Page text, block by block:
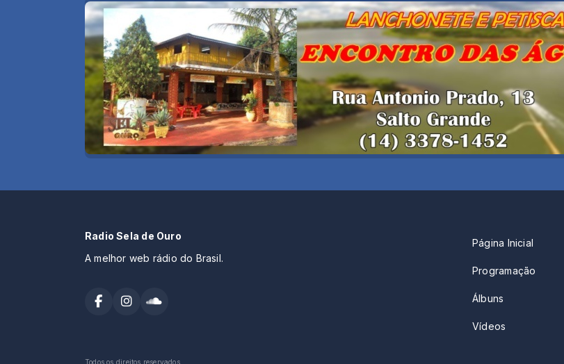
Radio Sela de Ouro
A melhor web rádio do Brasil.
Página Inicial
Programação
Álbuns
Vídeos
Todos os direitos reservados.